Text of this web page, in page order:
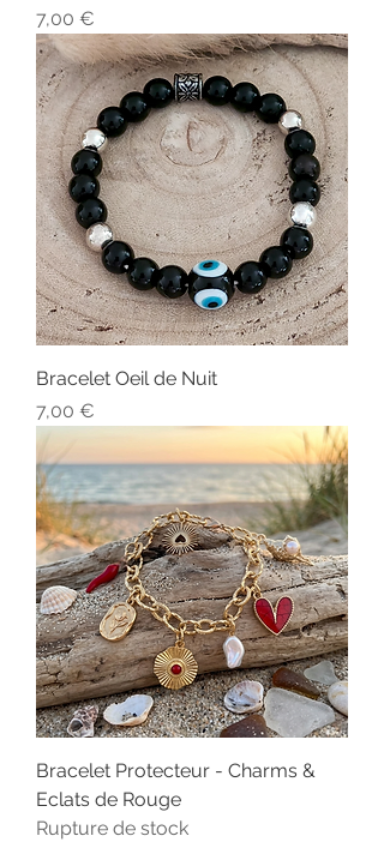
Prix
7,00 €
Bracelet Oeil de Nuit
Prix
7,00 €
Bracelet Protecteur - Charms &
Eclats de Rouge
Rupture de stock